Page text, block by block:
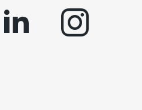
linkedin instagram